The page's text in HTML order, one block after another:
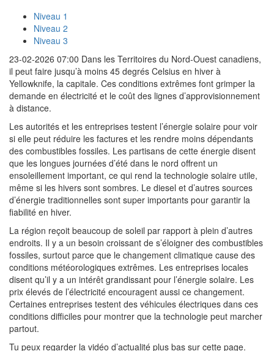
Niveau 1
Niveau 2
Niveau 3
23-02-2026 07:00 Dans les Territoires du Nord-Ouest canadiens,
il peut faire jusqu’à moins 45 degrés Celsius en hiver à
Yellowknife, la capitale. Ces conditions extrêmes font grimper la
demande en électricité et le coût des lignes d’approvisionnement
à distance.
Les autorités et les entreprises testent l’énergie solaire pour voir
si elle peut réduire les factures et les rendre moins dépendants
des combustibles fossiles. Les partisans de cette énergie disent
que les longues journées d’été dans le nord offrent un
ensoleillement important, ce qui rend la technologie solaire utile,
même si les hivers sont sombres. Le diesel et d’autres sources
d’énergie traditionnelles sont super importants pour garantir la
fiabilité en hiver.
La région reçoit beaucoup de soleil par rapport à plein d’autres
endroits. Il y a un besoin croissant de s’éloigner des combustibles
fossiles, surtout parce que le changement climatique cause des
conditions météorologiques extrêmes. Les entreprises locales
disent qu’il y a un intérêt grandissant pour l’énergie solaire. Les
prix élevés de l’électricité encouragent aussi ce changement.
Certaines entreprises testent des véhicules électriques dans ces
conditions difficiles pour montrer que la technologie peut marcher
partout.
Tu peux regarder la vidéo d’actualité plus bas sur cette page.